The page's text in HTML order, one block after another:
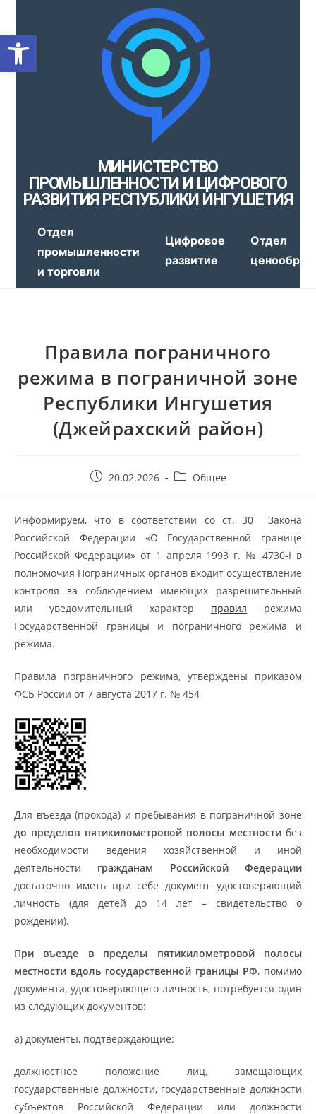
Открыть панель
МИНИСТЕРСТВО
ПРОМЫШЛЕННОСТИ И ЦИФРОВОГО
РАЗВИТИЯ РЕСПУБЛИКИ ИНГУШЕТИЯ
Отдел
промышленности
и торговли
Цифровое
развитие
Отдел
Правила пограничного
режима в пограничной зоне
Республики Ингушетия
(Джейрахский район)
20.02.2026 Общее
Информируем, что в соответствии со ст. 30 Закона
Российской Федерации «О Государственной границе
Российской Федерации» от 1 апреля 1993 г. № 4730-I в
полномочия Пограничных органов входит осуществление
контроля за соблюдением имеющих разрешительный
или уведомительный характер правил режима
Государственной границы и пограничного режима и
режима.
Правила пограничного режима, утверждены приказом
ФСБ России от 7 августа 2017 г. № 454
Для въезда (прохода) и пребывания в пограничной зоне
до пределов пятикилометровой полосы местности без
необходимости ведения хозяйственной и иной
деятельности гражданам Российской Федерации
достаточно иметь при себе документ удостоверяющий
личность (для детей до 14 лет – свидетельство о
рождении).
При въезде в пределы пятикилометровой полосы
местности вдоль государственной границы РФ, помимо
документа, удостоверяющего личность, потребуется один
из следующих документов:
а) документы, подтверждающие:
должностное положение лиц, замещающих
государственные должности, государственные должности
субъектов Российской Федерации или должности